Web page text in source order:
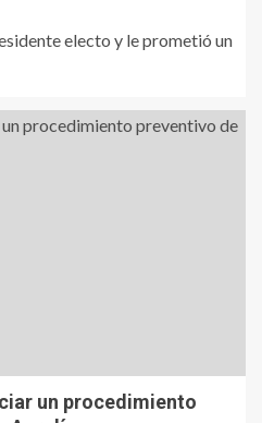
electo y le prometió un
un procedimiento